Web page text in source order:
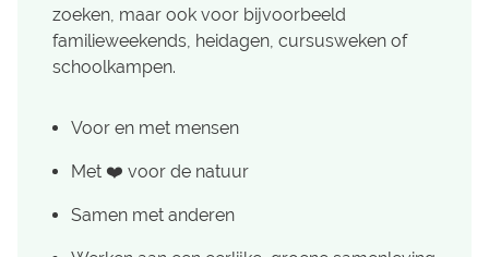
zoeken, maar ook voor bijvoorbeeld
familieweekends, heidagen, cursusweken of
schoolkampen.
Voor en met mensen
Met ❤️ voor de natuur
Samen met anderen